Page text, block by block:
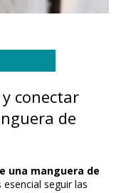
conectar
de
una manguera de
seguir las